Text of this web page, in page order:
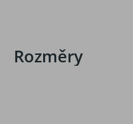
Rozměry